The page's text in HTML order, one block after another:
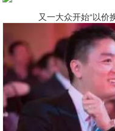
又一大众开始“以价